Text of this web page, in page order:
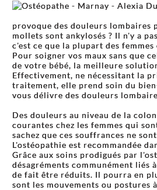
provoque des douleurs lombaires
mollets sont ankylosés ? Il n'y a
c'est ce que la plupart des
Pour soigner vos maux sans que
de votre bébé, la meilleure
Effectivement, ne nécessitant la
traitement, elle prend soin du
vous délivre des douleurs
Des douleurs au niveau de la
courantes chez les femmes qui
sachez que ces souffrances ne
L'ostéopathie est recommandée
Grâce aux soins prodigués par
désagréments communément liés
de fait être réduits. Il pourra en
sont les mouvements ou postures